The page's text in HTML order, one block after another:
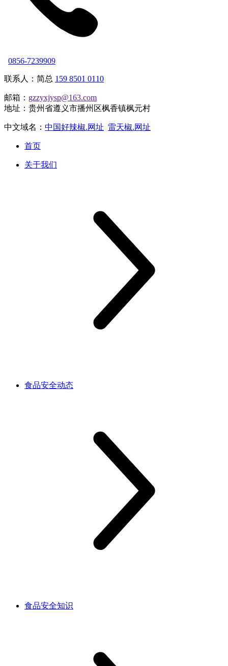
0856-7239909
联系人：简总 159 8501 0110
邮箱： gzzyxjysp@163.com
地址：贵州省遵义市播州区枫香镇枫元村
中文域名： 中国好辣椒.网址 雷天椒.网址
首页
关于我们
食品安全动态
食品安全知识